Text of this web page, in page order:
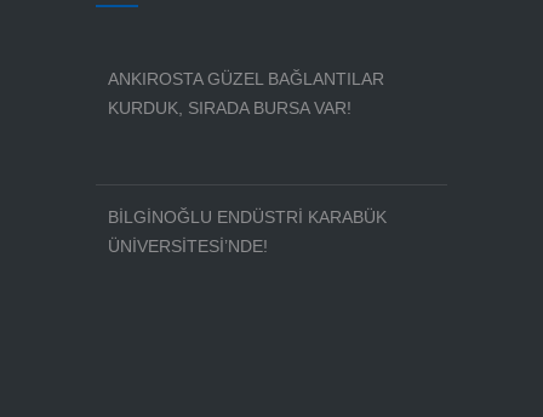
ANKIROSTA GÜZEL BAĞLANTILAR
KURDUK, SIRADA BURSA VAR!
BİLGİNOĞLU ENDÜSTRİ KARABÜK
ÜNİVERSİTESİ’NDE!